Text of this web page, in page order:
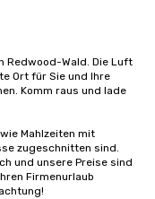
Redwood-Wald. Die Luft
Ort für Sie und Ihre
Komm raus und lade
Mahlzeiten mit
zugeschnitten sind.
und unsere Preise sind
Firmenurlaub